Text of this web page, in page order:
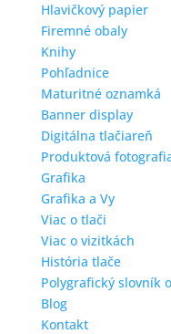
Hlavičkový papier
Firemné obaly
Knihy
Pohľadnice
Maturitné oznamká
Banner display
Digitálna tlačiareň
Produktová
Grafika
Grafika a Vy
Viac o tlači
Viac o vizitkách
História tlače
Polygrafický slovník
Blog
Kontakt